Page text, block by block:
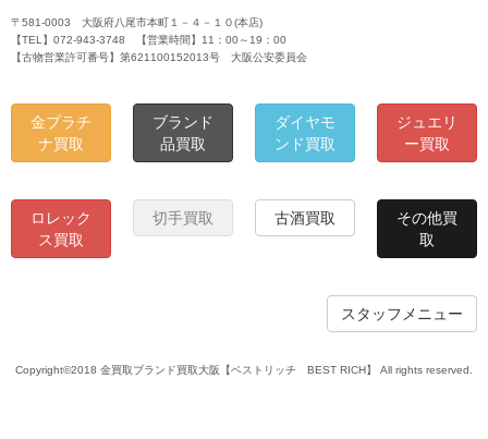
〒581-0003 大阪府八尾市本町１－４－１０(本店)
【TEL】072-943-3748 【営業時間】11：00～19：00
【古物営業許可番号】第621100152013号 大阪公安委員会
金プラチ
ナ買取
ブランド
品買取
ダイヤモ
ンド買取
ジュエリ
ー買取
ロレック
ス買取
切手買取 古酒買取
その他買
取
スタッフメニュー
Copyright©2018 金買取ブランド買取大阪【ベストリッチ BEST RICH】 All rights reserved.